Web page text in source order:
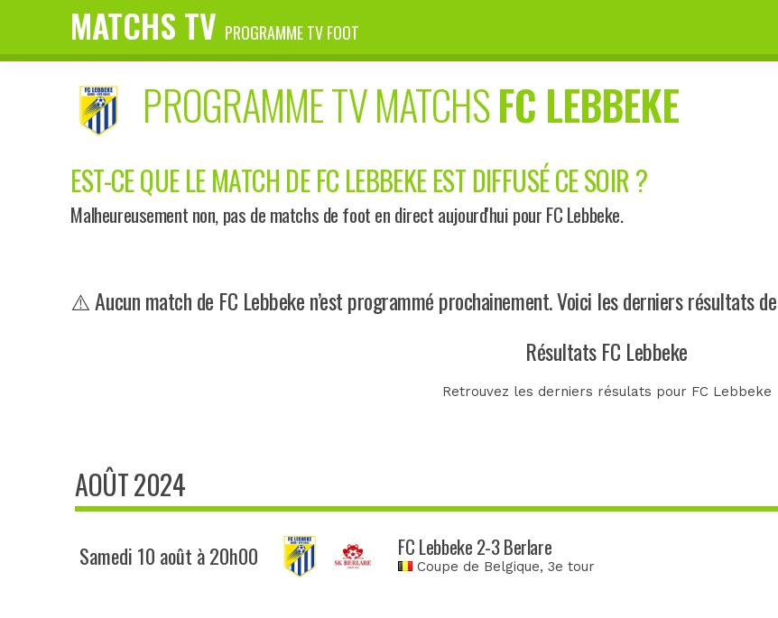
MATCHS TV PROGRAMME TV FOOT
PROGRAMME TV MATCHSFC LEBBEKE
EST-CE QUE LE MATCH DE FC LEBBEKE EST DIFFUSÉ CE SOIR ?
Malheureusement non, pas de matchs de foot en direct aujourd'hui pour FC Lebbeke.
⚠️ Aucun match de FC Lebbeke n’est programmé prochainement. Voici les derniers résultats
Résultats FC Lebbeke
Retrouvez les derniers résulats pour FC Lebbeke
AOÛT 2024
Samedi 10 août à 20h00 FC Lebbeke 2-3 Berlare
Coupe de Belgique, 3e tour